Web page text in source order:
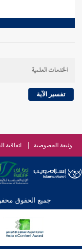
الخدمات العلمية
تفسير الآية
وثيقة الخصوصية اتفاقية
جميع الحقوق محفوظة © 2026 - 1998